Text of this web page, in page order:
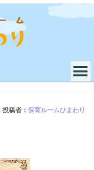
投稿者：保育ルームひまわり